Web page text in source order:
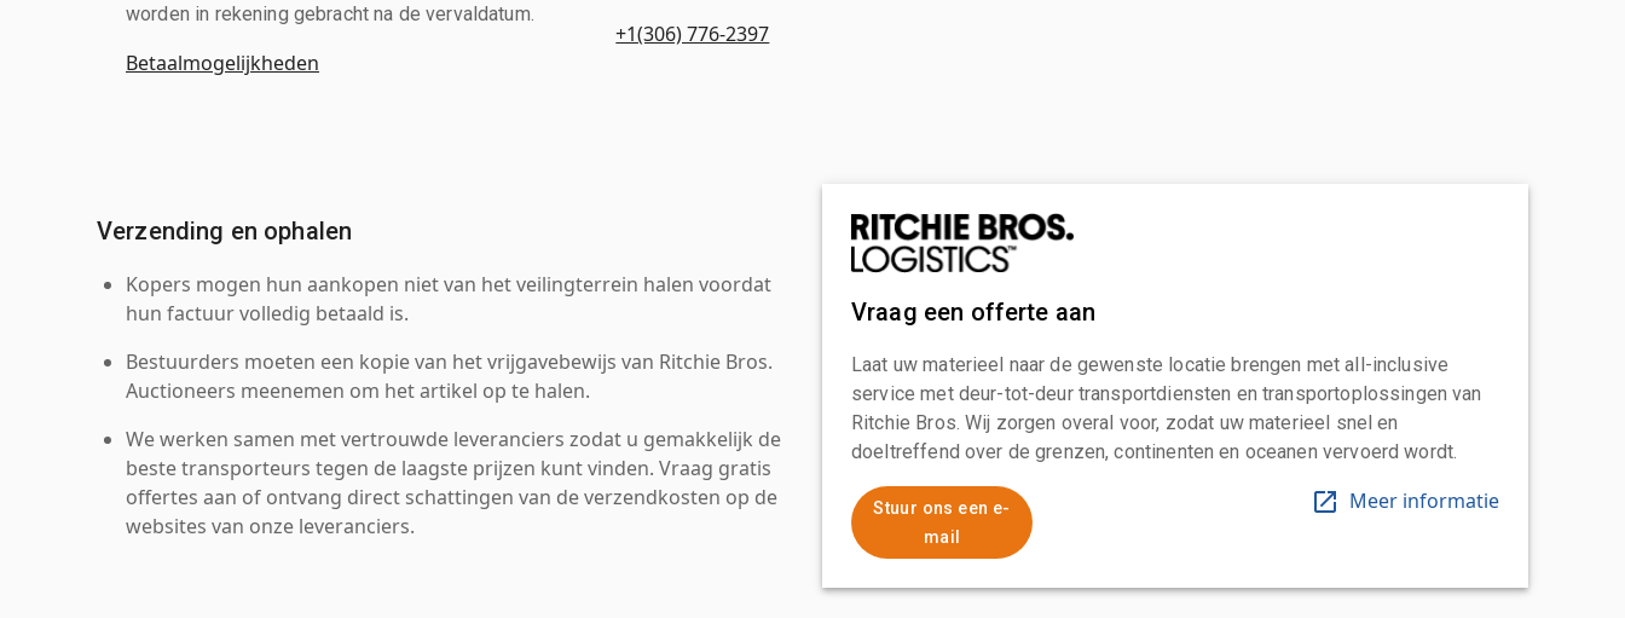
worden in rekening gebracht na de vervaldatum.
Betaalmogelijkheden
+1(306) 776-2397
Verzending en ophalen
Kopers mogen hun aankopen niet van het veilingterrein halen voordat
hun factuur volledig betaald is.
Bestuurders moeten een kopie van het vrijgavebewijs van Ritchie Bros.
Auctioneers meenemen om het artikel op te halen.
We werken samen met vertrouwde leveranciers zodat u gemakkelijk de
beste transporteurs tegen de laagste prijzen kunt vinden. Vraag gratis
offertes aan of ontvang direct schattingen van de verzendkosten op de
websites van onze leveranciers.
Vraag een offerte aan
Laat uw materieel naar de gewenste locatie brengen met all-inclusive
service met deur-tot-deur transportdiensten en transportoplossingen van
Ritchie Bros. Wij zorgen overal voor, zodat uw materieel snel en
doeltreffend over de grenzen, continenten en oceanen vervoerd wordt.
Stuur ons een e-
mail
Meer informatie